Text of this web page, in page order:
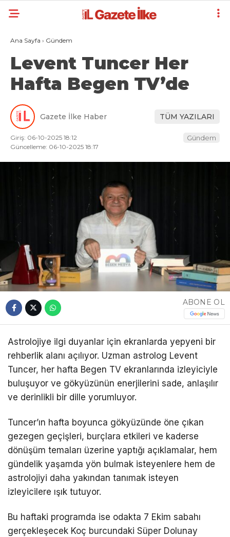
Ana Sayfa › Gündem
Levent Tuncer Her
Hafta Begen TV’de
Gazete İlke Haber TÜM YAZILARI
Giriş: 06-10-2025 18:12
Güncelleme: 06-10-2025 18:17
Gündem
ABONE OL
Astrolojiye ilgi duyanlar için ekranlarda yepyeni bir
rehberlik alanı açılıyor. Uzman astrolog Levent
Tuncer, her hafta Begen TV ekranlarında izleyiciyle
buluşuyor ve gökyüzünün enerjilerini sade, anlaşılır
ve derinlikli bir dille yorumluyor.
Tuncer’ın hafta boyunca gökyüzünde öne çıkan
gezegen geçişleri, burçlara etkileri ve kaderse
dönüşüm temaları üzerine yaptığı açıklamalar, hem
gündelik yaşamda yön bulmak isteyenlere hem de
astrolojiyi daha yakından tanımak isteyen
izleyicilere ışık tutuyor.
Bu haftaki programda ise odakta 7 Ekim sabahı
gerçekleşecek Koç burcundaki Süper Dolunay